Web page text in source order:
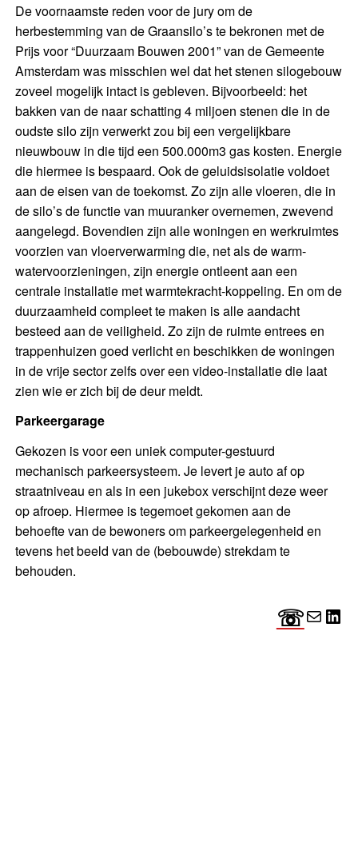
De voornaamste reden voor de jury om de
herbestemming van de Graansilo’s te bekronen met de
Prijs voor “Duurzaam Bouwen 2001” van de Gemeente
Amsterdam was misschien wel dat het stenen silogebouw
zoveel mogelijk intact is gebleven. Bijvoorbeeld: het
bakken van de naar schatting 4 miljoen stenen die in de
oudste silo zijn verwerkt zou bij een vergelijkbare
nieuwbouw in die tijd een 500.000m3 gas kosten. Energie
die hiermee is bespaard. Ook de geluidsisolatie voldoet
aan de eisen van de toekomst. Zo zijn alle vloeren, die in
de silo’s de functie van muuranker overnemen, zwevend
aangelegd. Bovendien zijn alle woningen en werkruimtes
voorzien van vloerverwarming die, net als de warm-
watervoorzieningen, zijn energie ontleent aan een
centrale installatie met warmtekracht-koppeling. En om de
duurzaamheid compleet te maken is alle aandacht
besteed aan de veiligheid. Zo zijn de ruimte entrees en
trappenhuizen goed verlicht en beschikken de woningen
in de vrije sector zelfs over een video-installatie die laat
zien wie er zich bij de deur meldt.
Parkeergarage
Gekozen is voor een uniek computer-gestuurd
mechanisch parkeersysteem. Je levert je auto af op
straatniveau en als in een jukebox verschijnt deze weer
op afroep. Hiermee is tegemoet gekomen aan de
behoefte van de bewoners om parkeergelegenheid en
tevens het beeld van de (bebouwde) strekdam te
behouden.
☏E-mail